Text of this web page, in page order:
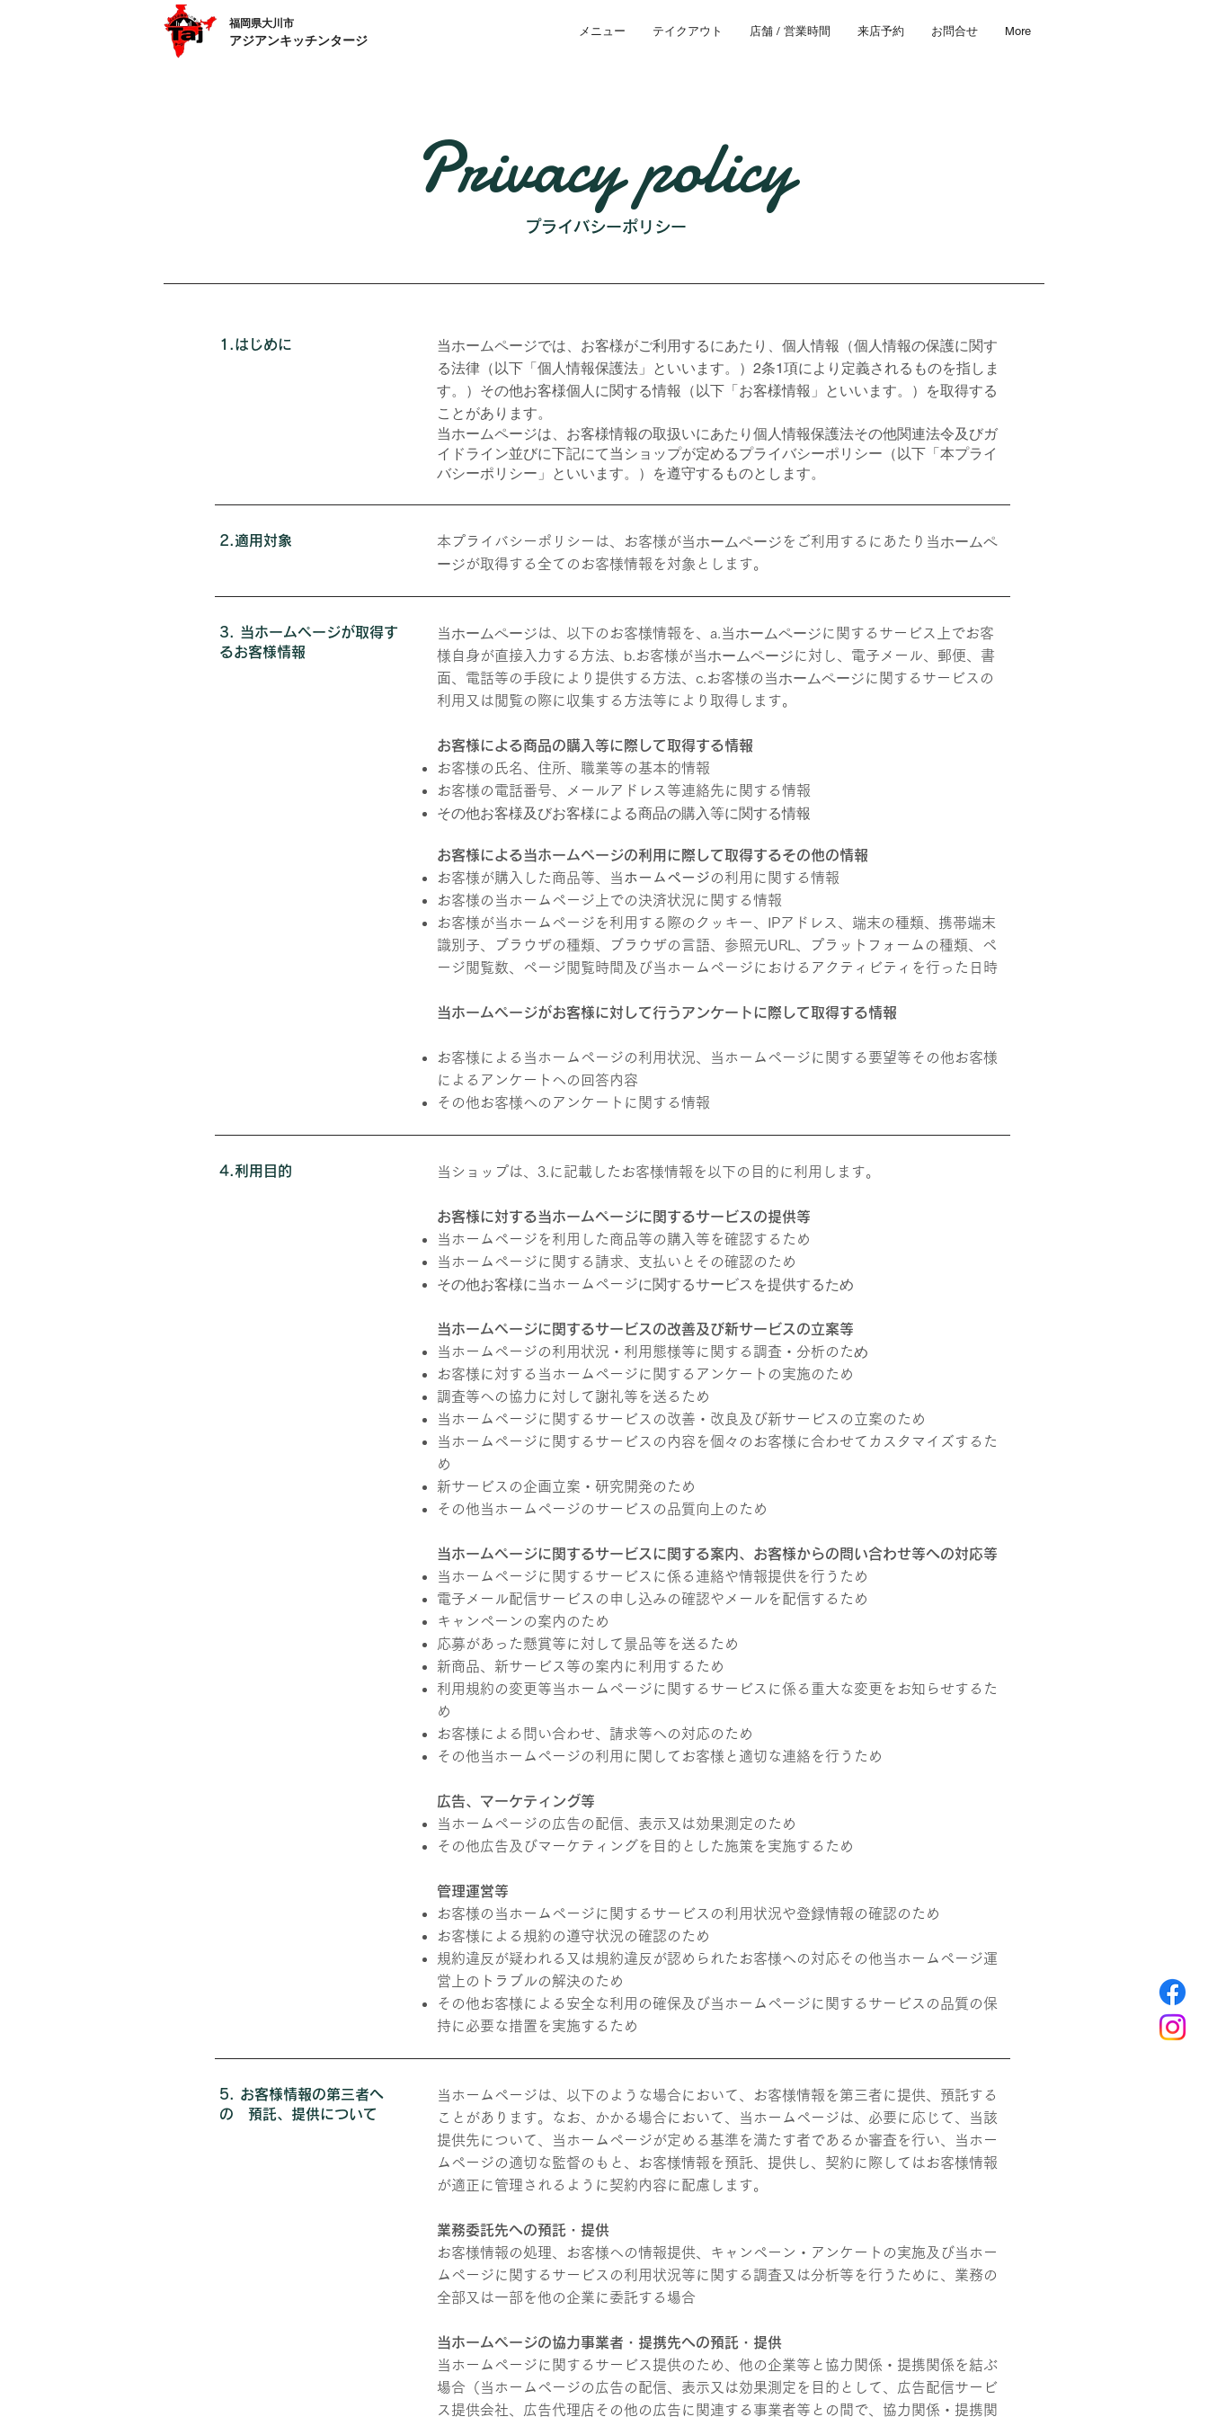
​福岡県大川市
アジアンキッチンタージ
メニュー テイクアウト 店舗 / 営業時間 来店予約 お問合せ More
Privacy policy
プライバシーポリシー
1.はじめに
当ホームページでは、お客様がご利用するにあたり、個人情報（個人情報の保護に関す
る法律（以下「個人情報保護法」といいます。）2条1項により定義されるものを指しま
す。）その他お客様個人に関する情報（以下「お客様情報」といいます。）を取得する
ことがあります。
当ホームページは、お客様情報の取扱いにあたり個人情報保護法その他関連法令及びガ
イドライン並びに下記にて当ショップが定めるプライバシーポリシー（以下「本プライ
バシーポリシー」といいます。）を遵守するものとします。
2.適用対象 本プライバシーポリシーは、お客様が当ホームページをご利用するにあたり当ホームペ
ージが取得する全てのお客様情報を対象とします。
3. 当ホームページが取得す
るお客様情報
当ホームページは、以下のお客様情報を、a.当ホームページに関するサービス上でお客
様自身が直接入力する方法、b.お客様が当ホームページに対し、電子メール、郵便、書
面、電話等の手段により提供する方法、c.お客様の当ホームページに関するサービスの
利用又は閲覧の際に収集する方法等により取得します。
​お客様による商品の購入等に際して取得する情報
お客様の氏名、住所、職業等の基本的情報
お客様の電話番号、メールアドレス等連絡先に関する情報
その他お客様及びお客様による商品の購入等に関する情報
お客様による当ホームページの利用に際して取得するその他の情報
お客様が購入した商品等、当ホームページの利用に関する情報
お客様の当ホームページ上での決済状況に関する情報
お客様が当ホームページを利用する際のクッキー、IPアドレス、端末の種類、携帯端末
識別子、ブラウザの種類、ブラウザの言語、参照元URL、プラットフォームの種類、ペ
ージ閲覧数、ページ閲覧時間及び当ホームページにおけるアクティビティを行った日時
当ホームページがお客様に対して行うアンケートに際して取得する情報
お客様による当ホームページの利用状況、当ホームページに関する要望等その他お客様
によるアンケートへの回答内容
その他お客様へのアンケートに関する情報
4.利用目的 当ショップは、3.に記載したお客様情報を以下の目的に利用します。
お客様に対する当ホームページに関するサービスの提供等
当ホームページを利用した商品等の購入等を確認するため
当ホームページに関する請求、支払いとその確認のため
その他お客様に当 ホームページに関するサービスを提供するため
当ホームページに関するサービスの改善及び新サービスの立案等
当ホームページの利用状況・利用態様等に関する調査・分析のため
お客様に対する当ホームページに関するアンケートの実施のため
調査等への協力に対して謝礼等を送るため
当ホームページに関するサービスの改善・改良及び新サービスの立案のため
当ホームページに関するサービスの内容を個々のお客様に合わせてカスタマイズするた
め
新サービスの企画立案・研究開発のため
その他当ホームページのサービスの品質向上のため
当ホームページに関するサービスに関する案内、お客様からの問い合わせ等への対応等
当ホームページに関するサービスに係る連絡や情報提供を行うため
電子メール配信サービスの申し込みの確認やメールを配信するため
キャンペーンの案内のため
応募があった懸賞等に対して景品等を送るため
新商品、新サービス等の案内に利用するため
利用規約の変更等当ホームページに関するサービスに係る重大な変更をお知らせするた
め
お客様による問い合わせ、請求等への対応のため
その他当ホームページの利用に関してお客様と適切な連絡を行うため
広告、マーケティング等
当ホームページの広告の配信、表示又は効果測定のため
その他広告及びマーケティングを目的とした施策を実施するため
管理運営等
お客様の当ホームページに関するサービスの利用状況や登録情報の確認のため
お客様による規約の遵守状況の確認のため
規約違反が疑われる又は規約違反が認められたお客様への対応その他当ホームページ運
営上のトラブルの解決のため
その他お客様による安全な利用の確保及び当ホームページに関するサービスの品質の保
持に必要な措置を実施するため
5. お客様情報の第三者へ
の 預託、提供について
当ホームページは、以下のような場合において、お客様情報を第三者に提供、預託する
ことがあります。なお、かかる場合において、当ホームページは、必要に応じて、当該
提供先について、当ホームページが定める基準を満たす者であるか審査を行い、当ホー
ムページの適切な監督のもと、お客様情報を預託、提供し、契約に際してはお客様情報
が適正に管理されるように契約内容に配慮します。
業務委託先への預託・提供
お客様情報の処理、お客様への情報提供、キャンペーン・アンケートの実施及び当ホー
ムページに関するサービスの利用状況等に関する調査又は分析等を行うために、業務の
全部又は一部を他の企業に委託する場合
当ホームページの協力事業者・提携先への預託・提供
当ホームページに関するサービス提供のため、他の企業等と協力関係・提携関係を結ぶ
場合（当ホームページの広告の配信、表示又は効果測定を目的として、広告配信サービ
ス提供会社、広告代理店その他の広告に関連する事業者等との間で、協力関係・提携関